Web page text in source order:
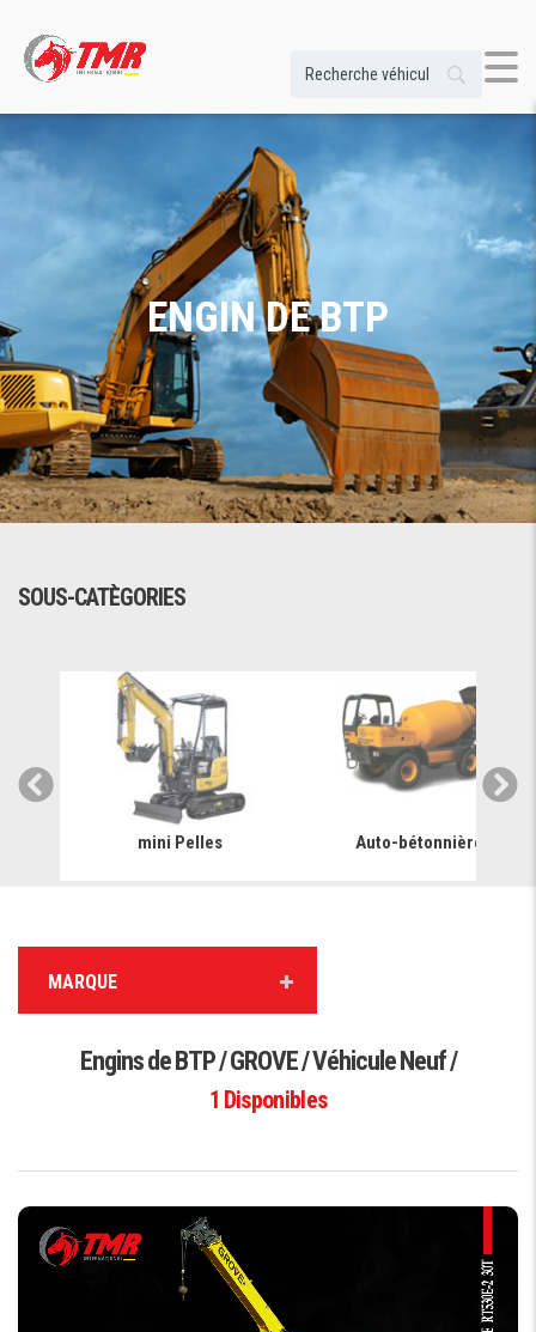
ENGIN DE BTP
SOUS-CATÈGORIES
mini Pelles Auto-bétonnière
MARQUE
Engins de BTP / GROVE / Véhicule Neuf /
1 Disponibles